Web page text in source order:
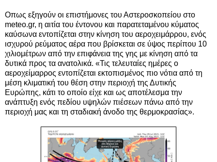
Οπως εξηγούν οι επιστήμονες του Αστεροσκοπείου στο
meteo.gr, η αιτία του έντονου και παρατεταμένου κύματος
καύσωνα εντοπίζεται στην κίνηση του αεροχειμάρρου, ενός
ισχυρού ρεύματος αέρα που βρίσκεται σε ύψος περίπου 10
χιλιομέτρων από την επιφάνεια της γης με κίνηση από τα
δυτικά προς τα ανατολικά. «Τις τελευταίες ημέρες ο
αεροχείμαρρος εντοπίζεται εκτοπισμένος πιο νότια από τη
μέση κλιματική του θέση στην περιοχή της Δυτικής
Ευρώπης, κάτι το οποίο είχε και ως αποτέλεσμα την
ανάπτυξη ενός πεδίου υψηλών πιέσεων πάνω από την
περιοχή μας και τη σταδιακή άνοδο της θερμοκρασίας».